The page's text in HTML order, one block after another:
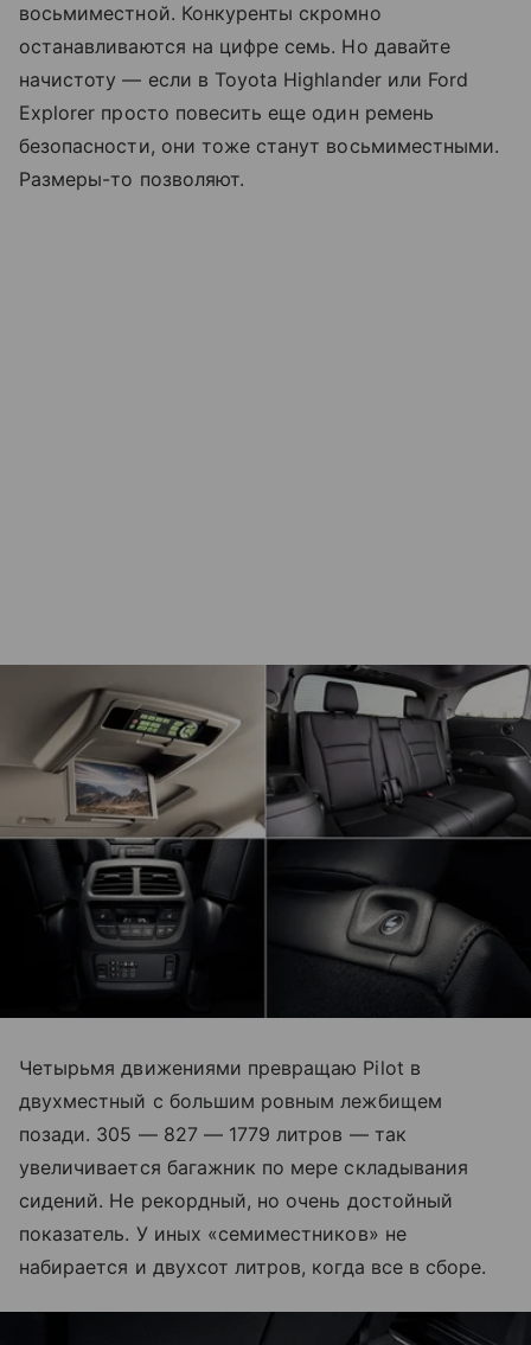
восьмиместной. Конкуренты скромно
останавливаются на цифре семь. Но давайте
начистоту — если в Toyota Highlander или Ford
Explorer просто повесить еще один ремень
безопасности, они тоже станут восьмиместными.
Размеры-то позволяют.
Четырьмя движениями превращаю Pilot в
двухместный с большим ровным лежбищем
позади. 305 — 827 — 1779 литров — так
увеличивается багажник по мере складывания
сидений. Не рекордный, но очень достойный
показатель. У иных «семиместников» не
набирается и двухсот литров, когда все в сборе.